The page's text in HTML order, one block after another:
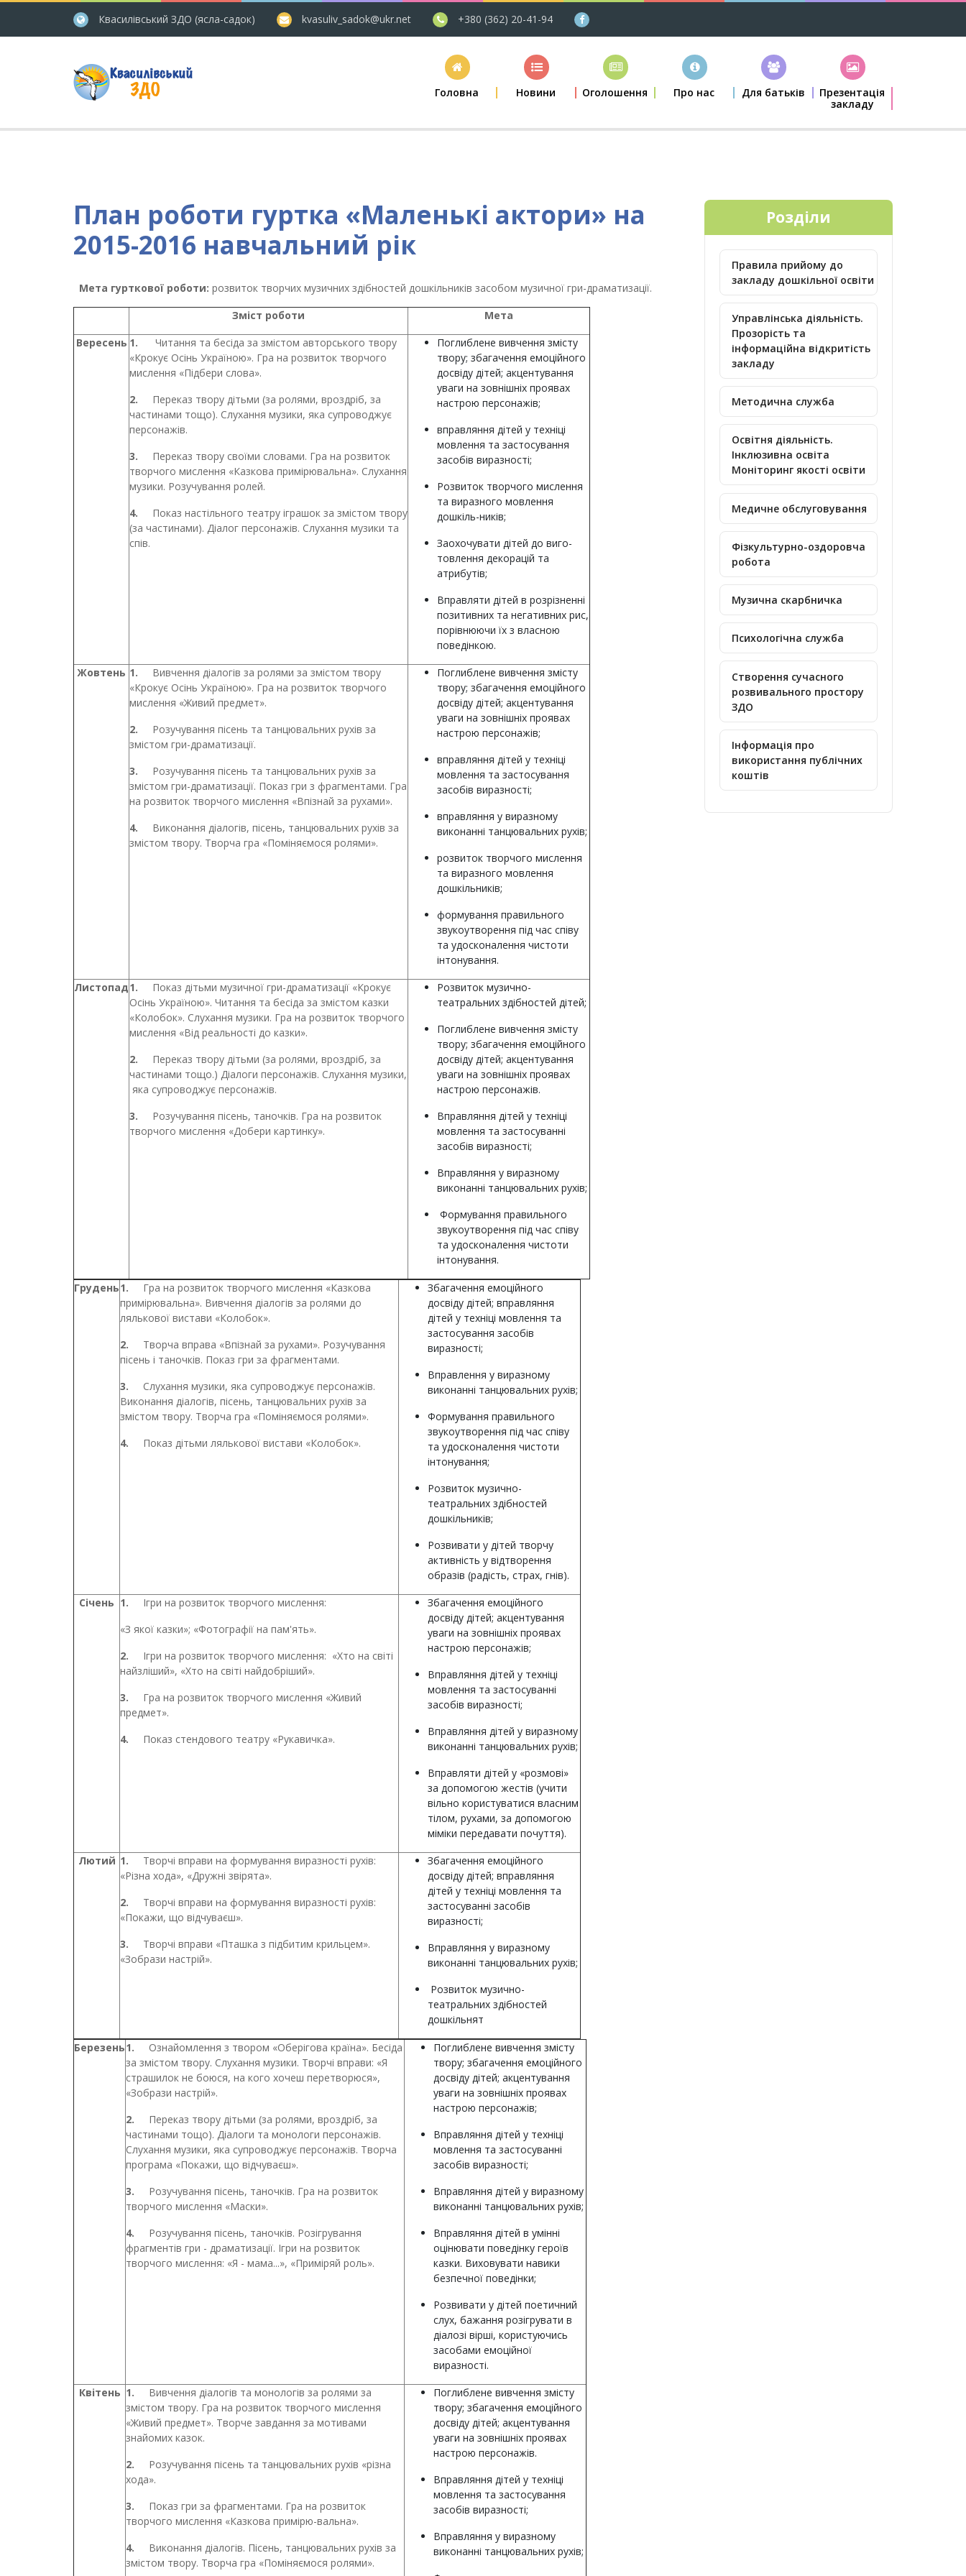
Квасилівський ЗДО (ясла-садок) kvasuliv_sadok@ukr.net +380 (362) 20-41-94
Головна Новини Оголошення Про нас Для батьків
Презентація
закладу
План роботи гуртка «Маленькі актори» на
2015-2016 навчальний рік
Мета гурткової роботи: розвиток творчих музичних здібностей дошкільників засобом музичної гри-драматизації.
Зміст роботи
Мета
Вересень 1.
Читання та бесіда за змістом авторського твору
«Крокує Осінь Україною». Гра на розвиток творчого
мислення «Підбери слова».
2. Переказ твору дітьми (за ролями, вроздріб, за
частинами тощо). Слухання музики, яка супроводжує
персонажів.
3. Переказ твору своїми словами. Гра на розвиток
творчого мислення «Казкова примірювальна». Слухання
музики. Розучування ролей.
4. Показ настільного театру іграшок за змістом твору
(за частинами). Діалог персонажів. Слухання музики та
спів.
Поглиблене вивчення змісту
твору; збагачення емоційного
досвіду дітей; акцентування
уваги на зовнішніх проявах
настрою персонажів;
вправляння дітей у техніці
мовлення та застосування
засобів виразності;
Розвиток творчого мислення
та виразного мовлення
дошкіль-ників;
Заохочувати дітей до виго-
товлення декорацій та
атрибутів;
Вправляти дітей в розрізненні
позитивних та негативних рис,
порівнюючи їх з власною
поведінкою.
Жовтень 1. Вивчення діалогів за ролями за змістом твору
«Крокує Осінь Україною». Гра на розвиток творчого
мислення «Живий предмет».
2. Розучування пісень та танцювальних рухів за
змістом гри-драматизації.
3. Розучування пісень та танцювальних рухів за
змістом гри-драматизації. Показ гри з фрагментами. Гра
на розвиток творчого мислення «Впізнай за рухами».
4. Виконання діалогів, пісень, танцювальних рухів за
змістом твору. Творча гра «Поміняємося ролями».
Поглиблене вивчення змісту
твору; збагачення емоційного
досвіду дітей; акцентування
уваги на зовнішніх проявах
настрою персонажів;
вправляння дітей у техніці
мовлення та застосування
засобів виразності;
вправляння у виразному
виконанні танцювальних рухів;
розвиток творчого мислення
та виразного мовлення
дошкільників;
формування правильного
звукоутворення під час співу
та удосконалення чистоти
інтонування.
Листопад1. Показ дітьми музичної гри-драматизації «Крокує
Осінь Україною». Читання та бесіда за змістом казки
«Колобок». Слухання музики. Гра на розвиток творчого
мислення «Від реальності до казки».
2. Переказ твору дітьми (за ролями, вроздріб, за
частинами тощо.) Діалоги персонажів. Слухання музики,
яка супроводжує персонажів.
3. Розучування пісень, таночків. Гра на розвиток
творчого мислення «Добери картинку».
Розвиток музично-
театральних здібностей дітей;
Поглиблене вивчення змісту
твору; збагачення емоційного
досвіду дітей; акцентування
уваги на зовнішніх проявах
настрою персонажів.
Вправляння дітей у техніці
мовлення та застосуванні
засобів виразності;
Вправляння у виразному
виконанні танцювальних рухів;
Формування правильного
звукоутворення під час співу
та удосконалення чистоти
інтонування.
Грудень1. Гра на розвиток творчого мислення «Казкова
примірювальна». Вивчення діалогів за ролями до
лялькової вистави «Колобок».
2. Творча вправа «Впізнай за рухами». Розучування
пісень і таночків. Показ гри за фрагментами.
3. Слухання музики, яка супроводжує персонажів.
Виконання діалогів, пісень, танцювальних рухів за
змістом твору. Творча гра «Поміняємося ролями».
4. Показ дітьми лялькової вистави «Колобок».
Збагачення емоційного
досвіду дітей; вправляння
дітей у техніці мовлення та
застосування засобів
виразності;
Вправлення у виразному
виконанні танцювальних рухів;
Формування правильного
звукоутворення під час співу
та удосконалення чистоти
інтонування;
Розвиток музично-
театральних здібностей
дошкільників;
Розвивати у дітей творчу
активність у відтворення
образів (радість, страх, гнів).
Січень 1. Ігри на розвиток творчого мислення:
«З якої казки»; «Фотографії на пам'ять».
2. Ігри на розвиток творчого мислення: «Хто на світі
найзліший», «Хто на світі найдобріший».
3. Гра на розвиток творчого мислення «Живий
предмет».
4. Показ стендового театру «Рукавичка».
Збагачення емоційного
досвіду дітей; акцентування
уваги на зовнішніх проявах
настрою персонажів;
Вправляння дітей у техніці
мовлення та застосуванні
засобів виразності;
Вправляння дітей у виразному
виконанні танцювальних рухів;
Вправляти дітей у «розмові»
за допомогою жестів (учити
вільно користуватися власним
тілом, рухами, за допомогою
міміки передавати почуття).
Лютий 1. Творчі вправи на формування виразності рухів:
«Різна хода», «Дружні звірята».
2. Творчі вправи на формування виразності рухів:
«Покажи, що відчуваєш».
3. Творчі вправи «Пташка з підбитим крильцем».
«Зобрази настрій».
Збагачення емоційного
досвіду дітей; вправляння
дітей у техніці мовлення та
застосуванні засобів
виразності;
Вправляння у виразному
виконанні танцювальних рухів;
Розвиток музично-
театральних здібностей
дошкільнят
Березень1. Ознайомлення з твором «Оберігова країна». Бесіда
за змістом твору. Слухання музики. Творчі вправи: «Я
страшилок не боюся, на кого хочеш перетворюся»,
«Зобрази настрій».
2. Переказ твору дітьми (за ролями, вроздріб, за
частинами тощо). Діалоги та монологи персонажів.
Слухання музики, яка супроводжує персонажів. Творча
програма «Покажи, що відчуваєш».
3. Розучування пісень, таночків. Гра на розвиток
творчого мислення «Маски».
4. Розучування пісень, таночків. Розігрування
фрагментів гри - драматизації. Ігри на розвиток
творчого мислення: «Я - мама...», «Приміряй роль».
Поглиблене вивчення змісту
твору; збагачення емоційного
досвіду дітей; акцентування
уваги на зовнішніх проявах
настрою персонажів;
Вправляння дітей у техніці
мовлення та застосуванні
засобів виразності;
Вправляння дітей у виразному
виконанні танцювальних рухів;
Вправляння дітей в умінні
оцінювати поведінку героїв
казки. Виховувати навики
безпечної поведінки;
Розвивати у дітей поетичний
слух, бажання розігрувати в
діалозі вірші, користуючись
засобами емоційної
виразності.
Квітень 1. Вивчення діалогів та монологів за ролями за
змістом твору. Гра на розвиток творчого мислення
«Живий предмет». Творче завдання за мотивами
знайомих казок.
2. Розучування пісень та танцювальних рухів «різна
хода».
3. Показ гри за фрагментами. Гра на розвиток
творчого мислення «Казкова примірю-вальна».
4. Виконання діалогів. Пісень, танцювальних рухів за
змістом твору. Творча гра «Поміняємося ролями».
Поглиблене вивчення змісту
твору; збагачення емоційного
досвіду дітей; акцентування
уваги на зовнішніх проявах
настрою персонажів.
Вправляння дітей у техніці
мовлення та застосування
засобів виразності;
Вправляння у виразному
виконанні танцювальних рухів;
Розділи
Правила прийому до
закладу дошкільної освіти
Управлінська діяльність.
Прозорість та
інформаційна відкритість
закладу
Методична служба
Освітня діяльність.
Інклюзивна освіта
Моніторинг якості освіти
Медичне обслуговування
Фізкультурно-оздоровча
робота
Музична скарбничка
Психологічна служба
Створення сучасного
розвивального простору
ЗДО
Інформація про
використання публічних
коштів